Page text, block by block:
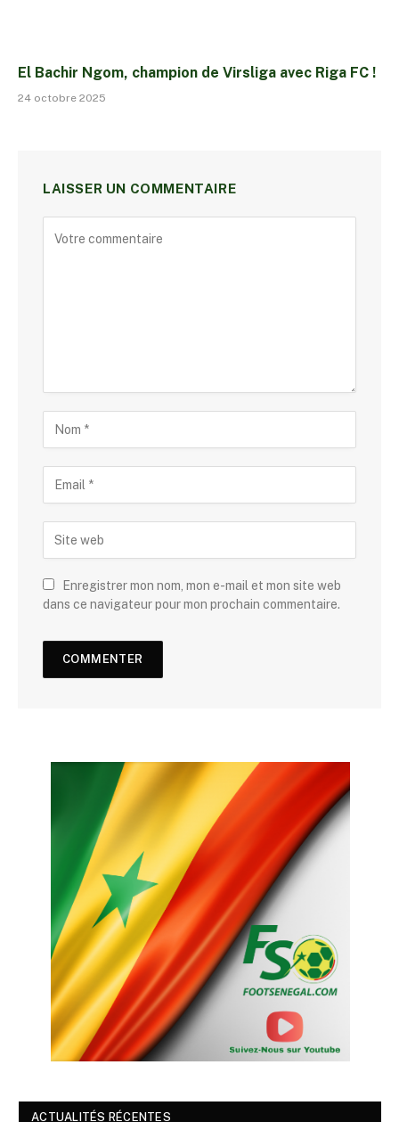
El Bachir Ngom, champion de Virsliga avec Riga FC !
24 octobre 2025
LAISSER UN COMMENTAIRE
Enregistrer mon nom, mon e-mail et mon site web
dans ce navigateur pour mon prochain commentaire.
ACTUALITÉS RÉCENTES